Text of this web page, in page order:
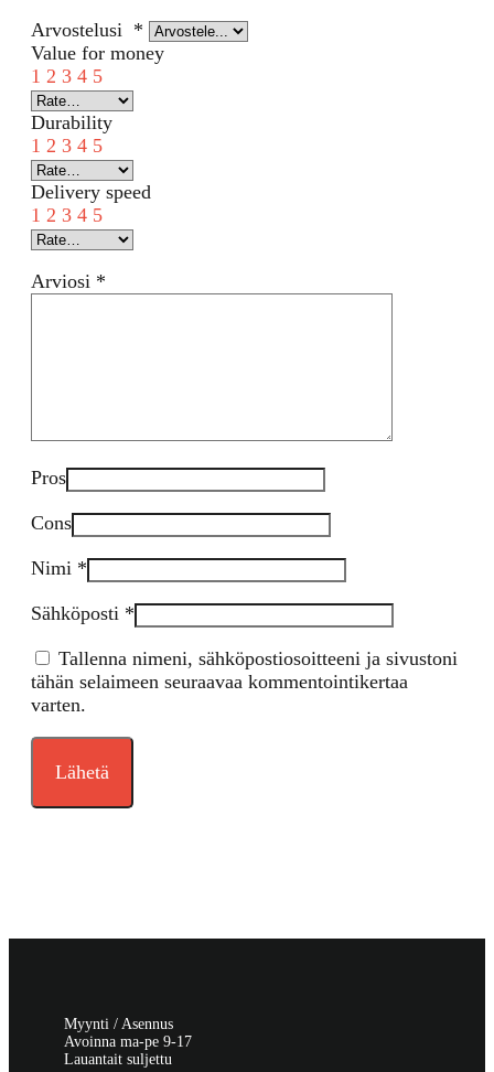
Arvostelusi *
Value for money
1 2 3 4 5
Durability
1 2 3 4 5
Delivery speed
1 2 3 4 5
Arviosi *
Pros
Cons
Nimi *
Sähköposti *
Tallenna nimeni, sähköpostiosoitteeni ja sivustoni
tähän selaimeen seuraavaa kommentointikertaa
varten.
Myynti / Asennus
Avoinna ma-pe 9-17
Lauantait suljettu